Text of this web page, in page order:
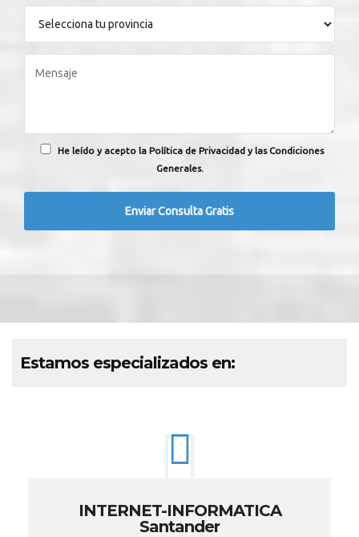
He leído y acepto la Política de Privacidad y las Condiciones
Generales.
Estamos especializados en:
INTERNET-INFORMATICA
Santander